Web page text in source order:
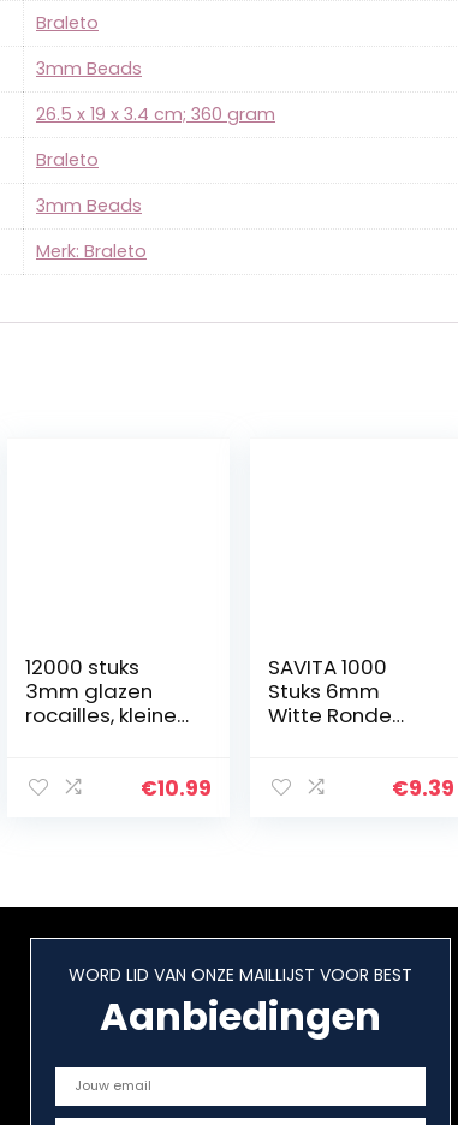
‎Braleto
‎3mm Beads
‎26.5 x 19 x 3.4 cm; 360 gram
‎Braleto
‎3mm Beads
Merk: Braleto
12000 stuks
3mm glazen
rocailles, kleine
kleuren
€10.99
SAVITA 1000
Stuks 6mm
Witte Ronde
Spacer Kralen
€9.39
WORD LID VAN ONZE MAILLIJST VOOR BEST
Aanbiedingen